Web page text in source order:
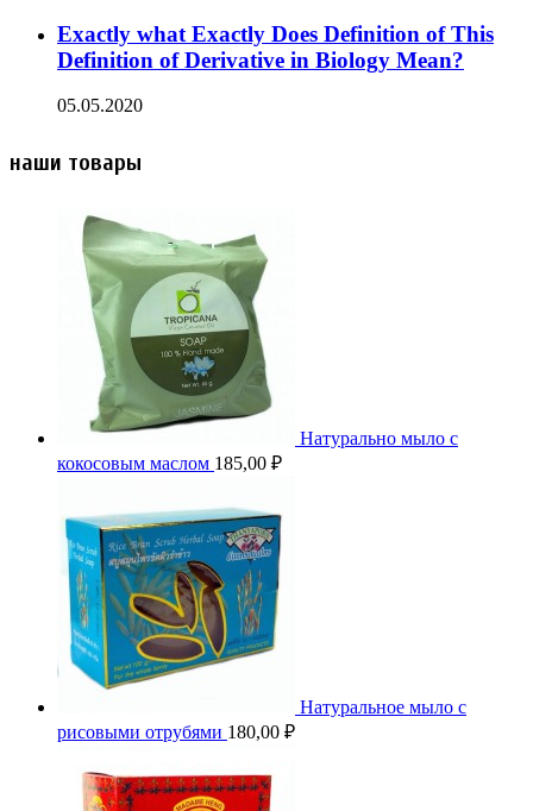
Exactly what Exactly Does Definition of This
Definition of Derivative in Biology Mean?
05.05.2020
наши товары
Натурально мыло с
кокосовым маслом 185,00 ₽
Натуральное мыло с
рисовыми отрубями 180,00 ₽